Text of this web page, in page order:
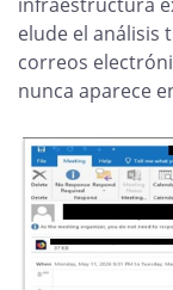
elude el análisis
correos
nunca aparece